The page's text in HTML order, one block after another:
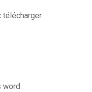
télécharger
word